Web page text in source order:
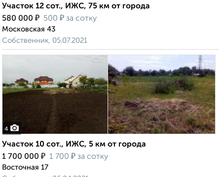
Участок 12 сот., ИЖС, 75 км от города
580 000 ₽ 500 ₽ за сотку
Московская 43
Собственник, 05.07.2021
4
Участок 10 сот., ИЖС, 5 км от города
1 700 000 ₽ 1 700 ₽ за сотку
Восточная 17